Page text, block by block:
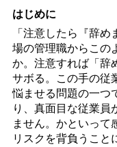
はじめに
「注意したら『辞
場の管理職からこの
か。注意すれば「辞
サボる。この手の従
悩ませる問題の一つ
り、真面目な従業員
ません。かといって
リスクを背負うこと